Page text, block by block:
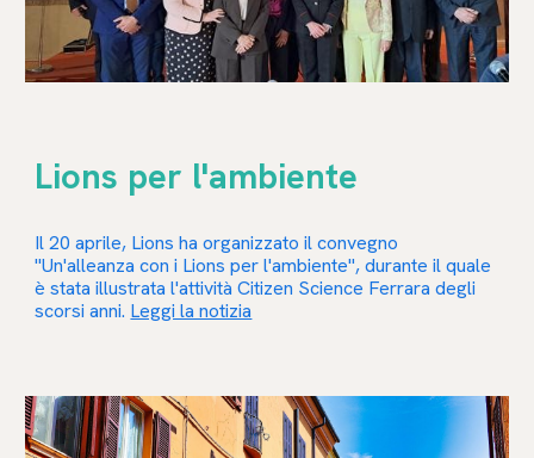
Lions per l'ambiente
Il 20 aprile, Lions ha organizzato il convegno
"Un'alleanza con i Lions per l'ambiente", durante il quale
è stata illustrata l'attività Citizen Science Ferrara degli
scorsi anni. Leggi la notizia